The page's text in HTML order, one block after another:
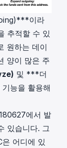
이라
추적할 수 있
원하는 데이
양이 많은 주
및 ***더
능을 활용해
에서 발
있습니다. 그
어디에 있